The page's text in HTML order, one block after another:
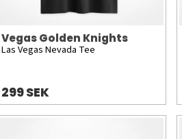
Vegas Golden Knights
Las Vegas Nevada Tee
299 SEK